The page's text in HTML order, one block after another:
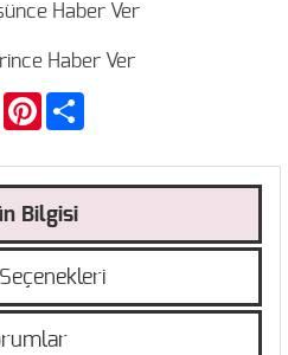
Haber Ver
Haber Ver
Twitter Pinterest
Bilgisi
Seçenekleri